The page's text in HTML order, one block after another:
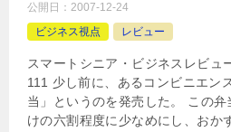
公開日： 2007-12-24
ビジネス視点
レビュー
スマートシニア・ビジネスレビュ
111 少し前に、あるコンビニエン
当」というのを発売した。 この
けの六割程度に少なめにし、お